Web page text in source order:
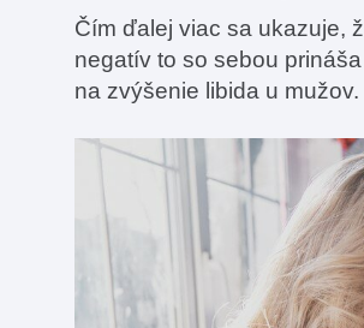
Čím ďalej viac sa ukazuje,
negatív to so sebou
na zvýšenie libida u mužov.